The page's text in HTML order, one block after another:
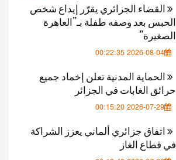
القضاء الجزائري يقرّر إيداع شخص
الحبس بعد وصفه طفلة بـ”العاهرة
الصغيرة”
2026-08-04 00:22:35
الحماية المدنية تعلن إخماد جميع
حرائق الغابات في الجزائر
2026-07-29 00:15:20
اتفاق جزائري ألماني يعزز الشراكة
في قطاع الغاز